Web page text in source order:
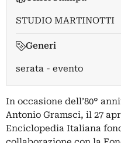
STUDIO MARTINOTTI
Generi
serata - evento
In occasione dell’80°
Antonio Gramsci, il 27
Enciclopedia Italiana